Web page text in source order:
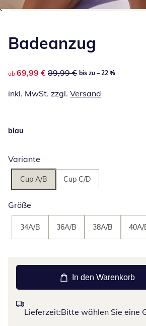
Badeanzug
reduzierter Preis 69,99 €, vorheriger
ab 69,99 € 89,99 € bis zu – 22 %
inkl. MwSt. zzgl. Versand
blau
Variante
Cup A/B Cup C/D
Größe
34A/B 36A/B 38A/B 40A/
In den Warenkorb
Lieferzeit:Bitte wählen Sie eine